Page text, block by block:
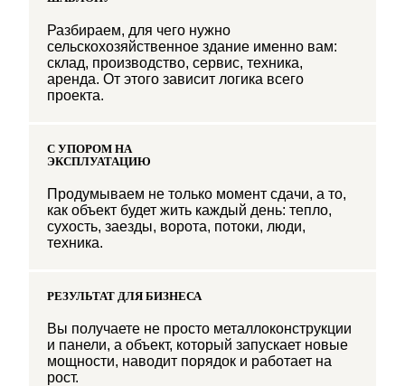
Разбираем, для чего нужно
сельскохозяйственное здание именно вам:
склад, производство, сервис, техника,
аренда. От этого зависит логика всего
проекта.
С УПОРОМ НА
ЭКСПЛУАТАЦИЮ
Продумываем не только момент сдачи, а то,
как объект будет жить каждый день: тепло,
сухость, заезды, ворота, потоки, люди,
техника.
РЕЗУЛЬТАТ ДЛЯ БИЗНЕСА
Вы получаете не просто металлоконструкции
и панели, а объект, который запускает новые
мощности, наводит порядок и работает на
рост.